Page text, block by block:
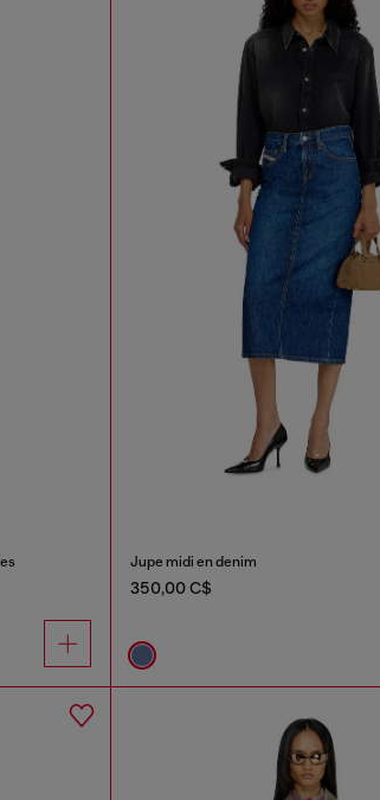
Jupe midi en denim
350,00 C$